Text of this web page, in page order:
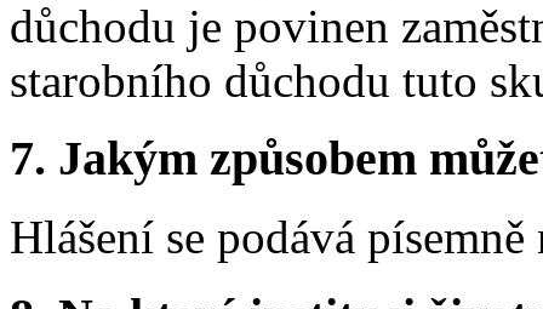
důchodu je povinen
starobního důchodu tuto
7. Jakým způsobem
Hlášení se podává